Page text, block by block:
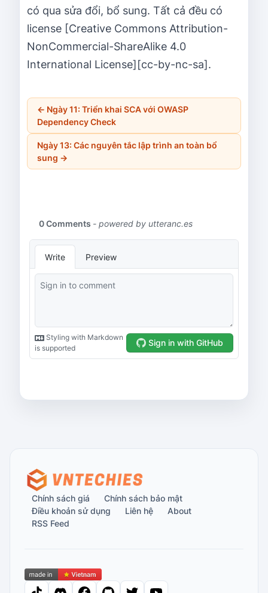
có qua sửa đổi, bổ sung. Tất cả đều có
license [Creative Commons Attribution-
NonCommercial-ShareAlike 4.0
International License][cc-by-nc-sa].
← Ngày 11: Triển khai SCA với OWASP
Dependency Check
Ngày 13: Các nguyên tắc lập trình an toàn bổ
sung →
Chính sách giá
Chính sách bảo mật
Điều khoản sử dụng
Liên hệ
About
RSS Feed